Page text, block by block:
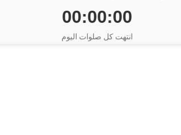
00:00:00
انتهت كل صلوات اليوم